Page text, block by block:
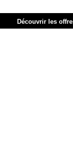
Découvrir les